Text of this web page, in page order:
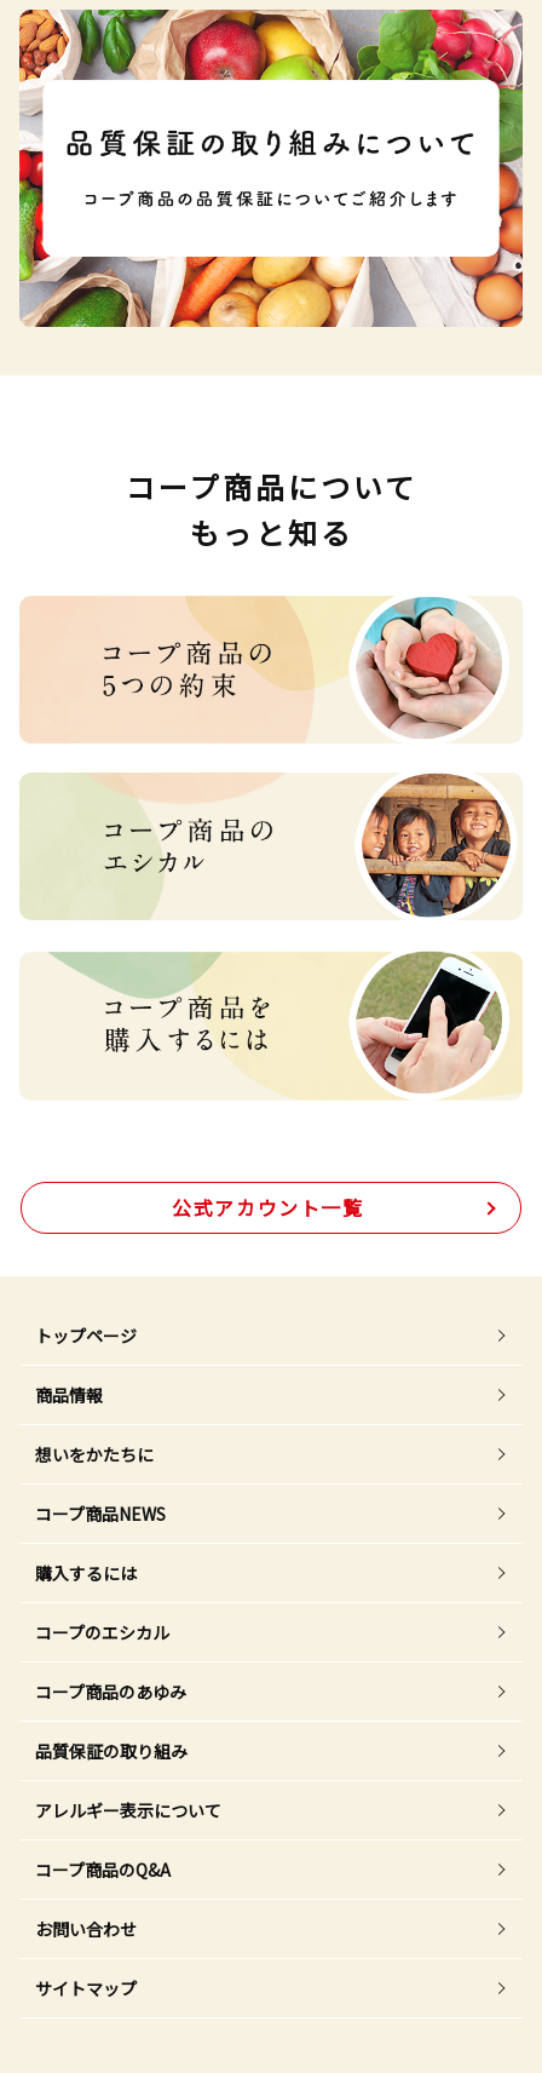
コープ商品について
もっと知る
公式アカウント一覧
トップページ
商品情報
想いをかたちに
コープ商品NEWS
購入するには
コープのエシカル
コープ商品のあゆみ
品質保証の取り組み
アレルギー表示について
コープ商品のQ&A
お問い合わせ
サイトマップ